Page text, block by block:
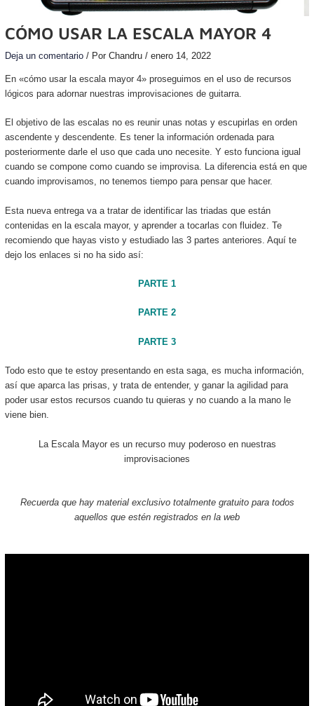
CÓMO USAR LA ESCALA MAYOR 4
Deja un comentario / Por Chandru / enero 14, 2022
En «cómo usar la escala mayor 4» proseguimos en el uso de recursos
lógicos para adornar nuestras improvisaciones de guitarra.
El objetivo de las escalas no es reunir unas notas y escupirlas en orden
ascendente y descendente. Es tener la información ordenada para
posteriormente darle el uso que cada uno necesite. Y esto funciona igual
cuando se compone como cuando se improvisa. La diferencia está en que
cuando improvisamos, no tenemos tiempo para pensar que hacer.
Esta nueva entrega va a tratar de identificar las triadas que están
contenidas en la escala mayor, y aprender a tocarlas con fluidez. Te
recomiendo que hayas visto y estudiado las 3 partes anteriores. Aquí te
dejo los enlaces si no ha sido así:
PARTE 1
PARTE 2
PARTE 3
Todo esto que te estoy presentando en esta saga, es mucha información,
así que aparca las prisas, y trata de entender, y ganar la agilidad para
poder usar estos recursos cuando tu quieras y no cuando a la mano le
viene bien.
La Escala Mayor es un recurso muy poderoso en nuestras
improvisaciones
Recuerda que hay material exclusivo totalmente gratuito para todos
aquellos que estén registrados en la web